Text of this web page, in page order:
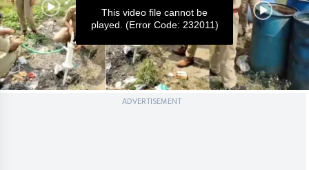
This video file cannot be
played. (Error Code: 232011)
ADVERTISEMENT